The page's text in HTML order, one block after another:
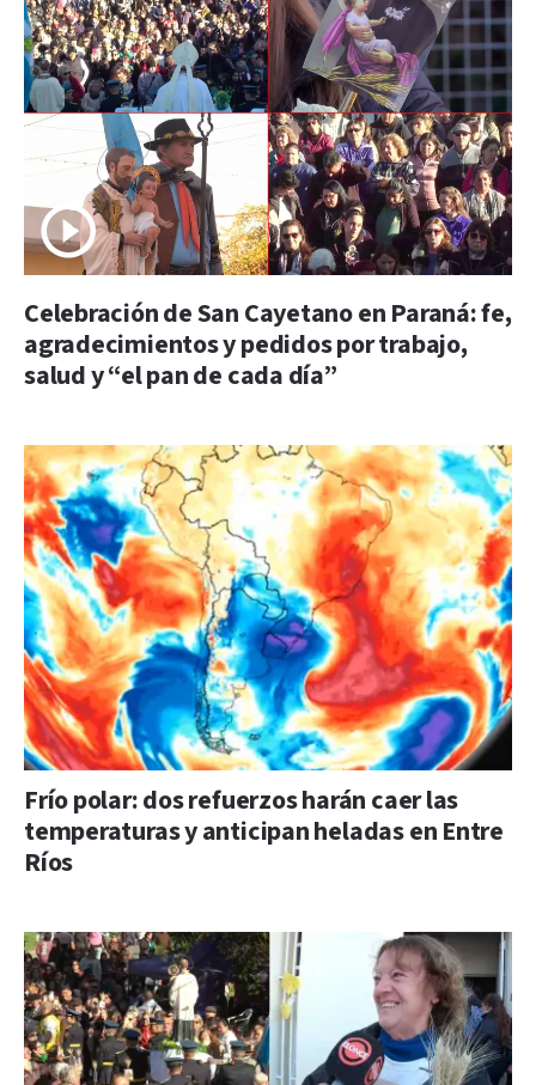
Celebración de San Cayetano en Paraná: fe,
agradecimientos y pedidos por trabajo,
salud y “el pan de cada día”
Frío polar: dos refuerzos harán caer las
temperaturas y anticipan heladas en Entre
Ríos